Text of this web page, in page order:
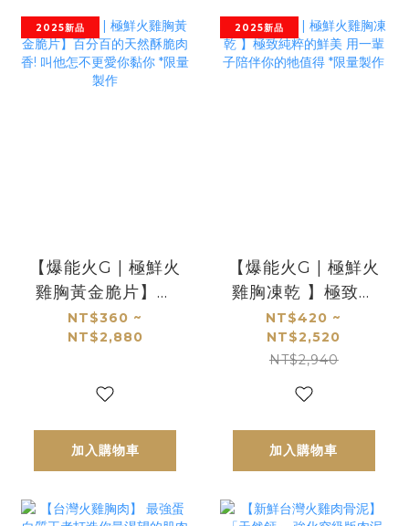
2025新品
【爆能火G | 極鮮火
雞胸黃金脆片】百
分百的天然酥脆肉
NT$360 ~
NT$2,880
加入購物車
2025新品
【爆能火G | 極鮮火
雞胸凍乾 】極致純
粹的鮮美 用一輩子
陪伴你的牠值得 *限
量製作
NT$420 ~
NT$2,520
NT$2,940
加入購物車